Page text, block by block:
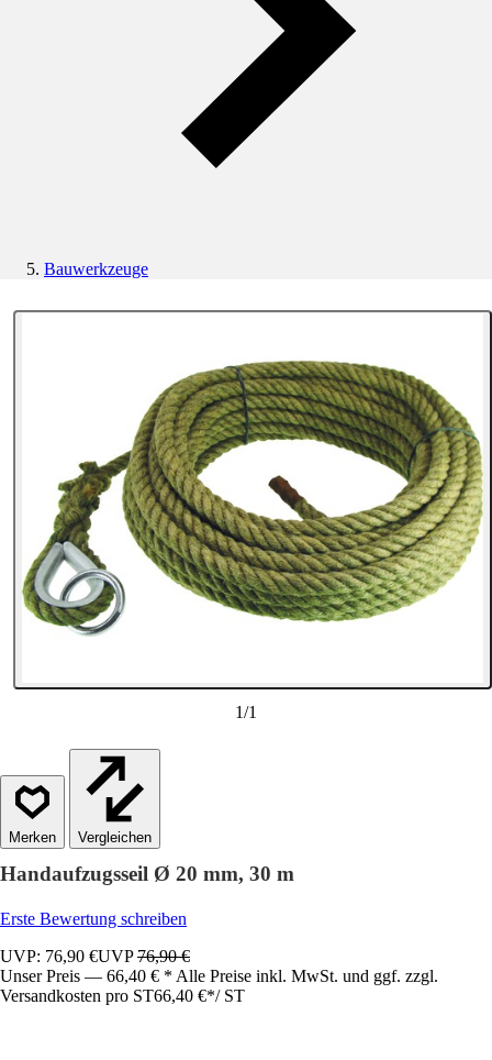
Bauwerkzeuge
1/1
Vergleichen
Handaufzugsseil Ø 20 mm, 30 m
Erste Bewertung schreiben
UVP: 76,90 €UVP76,90 €
Unser Preis — 66,40 € * Alle Preise inkl. MwSt. und ggf. zzgl.
Versandkosten pro ST66,40 €*/ ST